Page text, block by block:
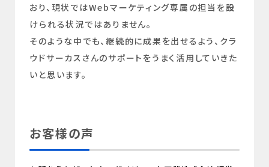
おり、現状ではWebマーケティング専属の担当を設
けられる状況ではありません。
そのような中でも、継続的に成果を出せるよう、クラ
ウドサーカスさんのサポートをうまく活用していきた
いと思います。
お客様の声